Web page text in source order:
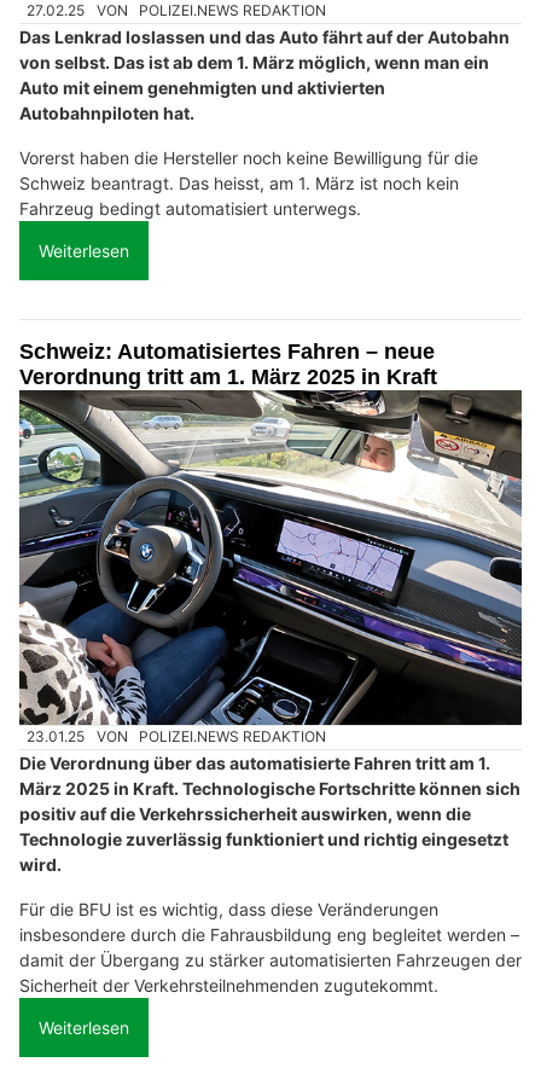
27.02.25 VON POLIZEI.NEWS REDAKTION
Das Lenkrad loslassen und das Auto fährt auf der Autobahn
von selbst. Das ist ab dem 1. März möglich, wenn man ein
Auto mit einem genehmigten und aktivierten
Autobahnpiloten hat.
Vorerst haben die Hersteller noch keine Bewilligung für die
Schweiz beantragt. Das heisst, am 1. März ist noch kein
Fahrzeug bedingt automatisiert unterwegs.
Weiterlesen
Schweiz: Automatisiertes Fahren – neue
Verordnung tritt am 1. März 2025 in Kraft
23.01.25 VON POLIZEI.NEWS REDAKTION
Die Verordnung über das automatisierte Fahren tritt am 1.
März 2025 in Kraft. Technologische Fortschritte können sich
positiv auf die Verkehrssicherheit auswirken, wenn die
Technologie zuverlässig funktioniert und richtig eingesetzt
wird.
Für die BFU ist es wichtig, dass diese Veränderungen
insbesondere durch die Fahrausbildung eng begleitet werden –
damit der Übergang zu stärker automatisierten Fahrzeugen der
Sicherheit der Verkehrsteilnehmenden zugutekommt.
Weiterlesen